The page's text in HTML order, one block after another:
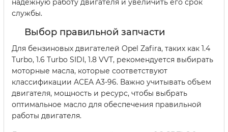
надежную работу двигателя и увеличить его срок
службы.
Выбор правильной запчасти
Для бензиновых двигателей Opel Zafira, таких как 1.4
Turbo, 1.6 Turbo SIDI, 1.8 VVT, рекомендуется выбирать
моторные масла, которые соответствуют
классификации ACEA A3-96. Важно учитывать объем
двигателя, мощность и ресурс, чтобы выбрать
оптимальное масло для обеспечения правильной
работы двигателя.